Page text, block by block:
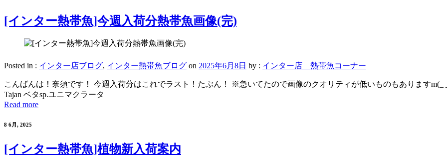
[インター熱帯魚]今週入荷分熱帯魚画像(完)
Posted in : インター店ブログ, インター熱帯魚ブログ on 2025年6月8日 by : インター店 熱帯魚コーナー
こんばんは！奈須です！ 今週入荷分はこれでラスト！たぶん！ ※急いてたので画像のクオリティが低いものもあります
Tajan ベタsp.ユニマクラータ
Read more
8 6月, 2025
[インター熱帯魚]植物新入荷案内